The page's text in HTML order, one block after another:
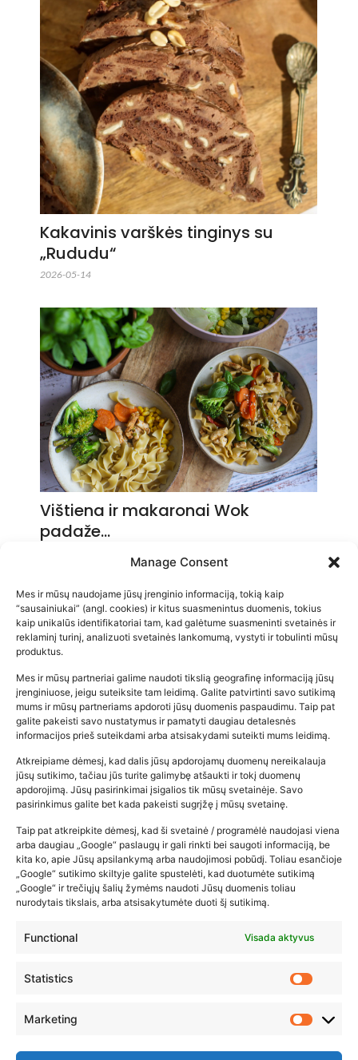
Manage Consent
Mes ir mūsų naudojame jūsų įrenginio informaciją, tokią kaip
“sausainiukai” (angl. cookies) ir kitus suasmenintus duomenis, tokius
kaip unikalūs identifikatoriai tam, kad galėtume suasmeninti svetainės ir
reklaminį turinį, analizuoti svetainės lankomumą, vystyti ir tobulinti mūsų
produktus.
Mes ir mūsų partneriai galime naudoti tikslią geografinę informaciją jūsų
įrenginiuose, jeigu suteiksite tam leidimą. Galite patvirtinti savo sutikimą
mums ir mūsų partneriams apdoroti jūsų duomenis paspaudimu. Taip pat
galite pakeisti savo nustatymus ir pamatyti daugiau detalesnės
informacijos prieš suteikdami arba atsisakydami suteikti mums leidimą.
Atkreipiame dėmesį, kad dalis jūsų apdorojamų duomenų nereikalauja
jūsų sutikimo, tačiau jūs turite galimybę atšaukti ir tokį duomenų
apdorojimą. Jūsų pasirinkimai įsigalios tik mūsų svetainėje. Savo
pasirinkimus galite bet kada pakeisti sugrįžę į mūsų svetainę.
Taip pat atkreipkite dėmesį, kad ši svetainė / programėlė naudojasi viena
arba daugiau „Google“ paslaugų ir gali rinkti bei saugoti informaciją, be
kita ko, apie Jūsų apsilankymą arba naudojimosi pobūdį. Toliau esančioje
„Google“ sutikimo skiltyje galite spustelėti, kad duotumėte sutikimą
„Google“ ir trečiųjų šalių žymėms naudoti Jūsų duomenis toliau
nurodytais tikslais, arba atsisakytumėte duoti šį sutikimą.
Functional Visada aktyvus
Statistics
Marketing
Kakavinis varškės tinginys su
„Rududu“
2026-05-14
Vištiena ir makaronai Wok
padaže…
Populiariausios parduotuvės
kūdikių tyrelės –…
2026-02-22